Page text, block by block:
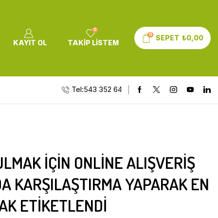
KAYIT OL
0
TAKIP LISTEM
0 SEPET ₺0,00
Tel:543 352 64 10
IÇIN ONLINE ALIŞVERIŞ
KARŞILAŞTIRMA YAPARAK EN
ETIKETLENDI